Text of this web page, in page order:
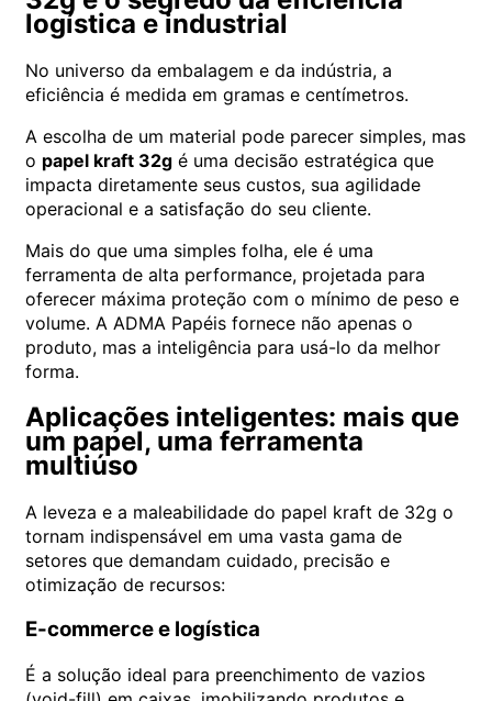
logística e industrial
No universo da embalagem e da indústria, a
eficiência é medida em gramas e centímetros.
A escolha de um material pode parecer simples, mas
o papel kraft 32g é uma decisão estratégica que
impacta diretamente seus custos, sua agilidade
operacional e a satisfação do seu cliente.
Mais do que uma simples folha, ele é uma
ferramenta de alta performance, projetada para
oferecer máxima proteção com o mínimo de peso e
volume. A ADMA Papéis fornece não apenas o
produto, mas a inteligência para usá-lo da melhor
forma.
Aplicações inteligentes: mais que
um papel, uma ferramenta
multiúso
A leveza e a maleabilidade do papel kraft de 32g o
tornam indispensável em uma vasta gama de
setores que demandam cuidado, precisão e
otimização de recursos:
E-commerce e logística
É a solução ideal para preenchimento de vazios